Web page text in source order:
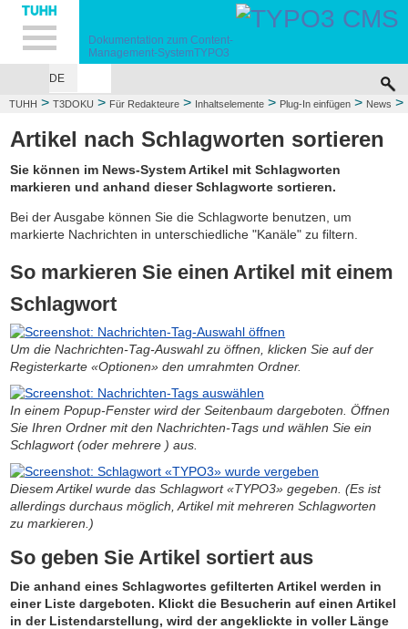
Hauptnavigation
Unternavigation
Inhalt
Suche
Dokumentation zum Content-
Management-SystemTYPO3
DE
TUHH > T3DOKU > Für Redakteure > Inhaltselemente > Plug-In einfügen > News >
Artikel nach Schlagworten sortieren
Sie können im News-System Artikel mit Schlagworten
markieren und anhand dieser Schlagworte sortieren.
Bei der Ausgabe können Sie die Schlagworte benutzen, um
markierte Nachrichten in unterschiedliche "Kanäle" zu filtern.
So markieren Sie einen Artikel mit einem
Schlagwort
Um die Nachrichten-Tag-Auswahl zu öffnen, klicken Sie auf der
Registerkarte «Optionen» den umrahmten Ordner.
In einem Popup-Fenster wird der Seitenbaum dargeboten. Öffnen
Sie Ihren Ordner mit den Nachrichten-Tags und wählen Sie ein
Schlagwort (oder mehrere ) aus.
Diesem Artikel wurde das Schlagwort «TYPO3» gegeben. (Es ist
allerdings durchaus möglich, Artikel mit mehreren Schlagworten
zu markieren.)
So geben Sie Artikel sortiert aus
Die anhand eines Schlagwortes gefilterten Artikel werden in
einer Liste dargeboten. Klickt die Besucherin auf einen Artikel
in der Listendarstellung, wird der angeklickte in voller Länge